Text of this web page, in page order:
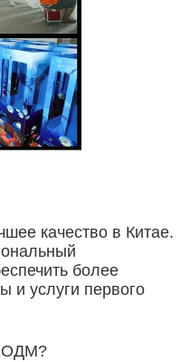
качество в Китае.
более
и услуги первого
ОДМ?